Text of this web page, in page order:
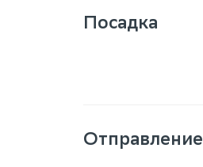
Посадка
Отправление